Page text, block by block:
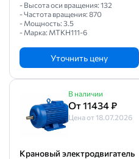
- Высота оси вращения: 132
- Частота вращения: 870
- Мощность: 3.5
- Марка: МТКН111-6
Уточнить цену
В наличии
От 11434 ₽
Цена от 18.07.2026
Крановый электродвигатель